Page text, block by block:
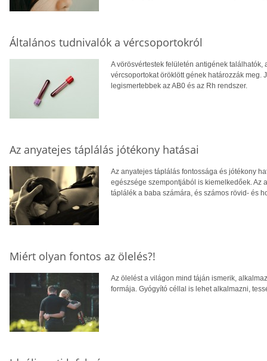
Általános tudnivalók a vércsoportokról
A vörösvértestek felületén antigének találhatók,
vércsoportokat öröklött gének határozzák
legismertebbek az AB0 és az Rh rendszer.
Az anyatejes táplálás jótékony hatásai
Az anyatejes táplálás fontossága és jótékony
egészsége szempontjából is kiemelkedőek.
táplálék a baba számára, és számos rövid- és
Miért olyan fontos az ölelés?!
Az ölelést a világon mind táján ismerik,
formája. Gyógyító céllal is lehet alkalmazni,